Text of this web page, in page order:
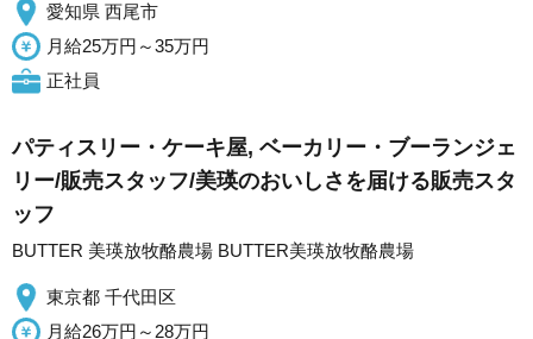
愛知県 西尾市
月給25万円～35万円
正社員
パティスリー・ケーキ屋, ベーカリー・ブーランジェ
リー/販売スタッフ/美瑛のおいしさを届ける販売スタ
ッフ
BUTTER 美瑛放牧酪農場 BUTTER美瑛放牧酪農場
東京都 千代田区
月給26万円～28万円